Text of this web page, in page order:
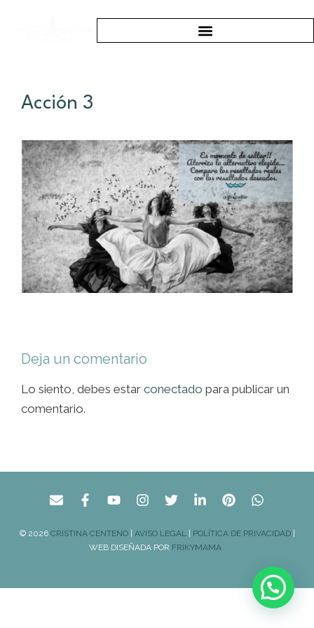
Acción 3
Deja un comentario
Lo siento, debes estar conectado para publicar un
comentario.
© 2026 CRISTINA CENTENO| AVISO LEGAL | POLÍTICA DE PRIVACIDAD|
WEB DISEÑADA POR FRIKYMAMA